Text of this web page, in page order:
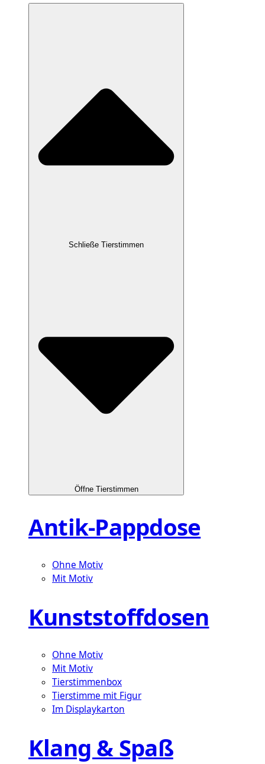
Schließe Tierstimmen
Öffne Tierstimmen
Antik-Pappdose
Ohne Motiv
Mit Motiv
Kunststoffdosen
Ohne Motiv
Mit Motiv
Tierstimmenbox
Tierstimme mit Figur
Im Displaykarton
Klang & Spaß